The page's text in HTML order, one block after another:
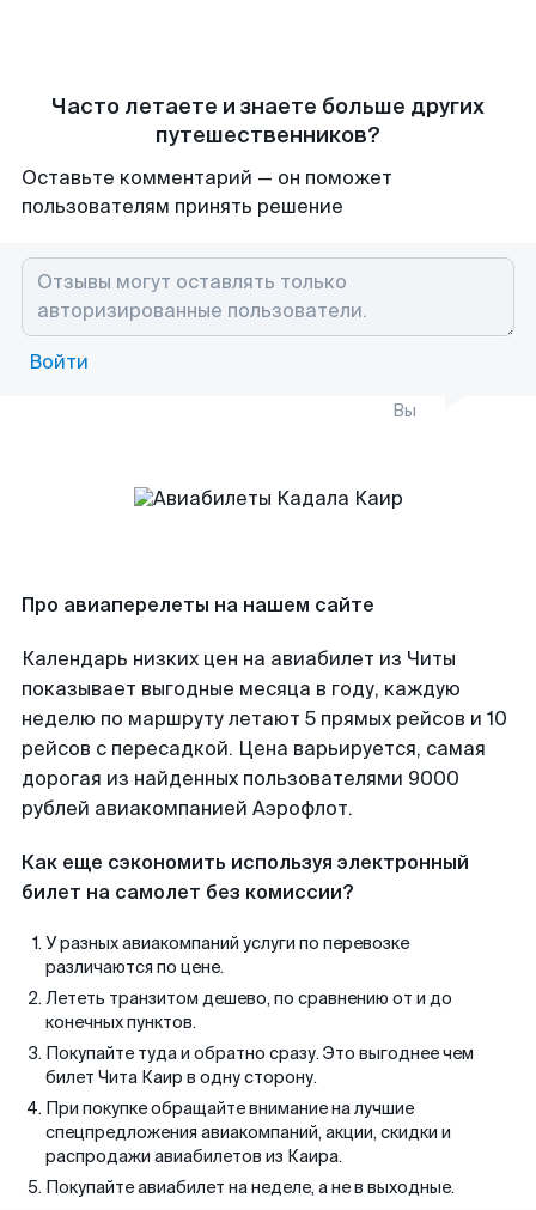
Часто летаете и знаете больше других
путешественников?
Оставьте комментарий — он поможет
пользователям принять решение
Войти
Вы
Про авиаперелеты на нашем сайте
Календарь низких цен на авиабилет из Читы
показывает выгодные месяца в году, каждую
неделю по маршруту летают 5 прямых рейсов и 10
рейсов с пересадкой. Цена варьируется, самая
дорогая из найденных пользователями 9000
рублей авиакомпанией Аэрофлот.
Как еще сэкономить используя электронный
билет на самолет без комиссии?
У разных авиакомпаний услуги по перевозке
различаются по цене.
Лететь транзитом дешево, по сравнению от и до
конечных пунктов.
Покупайте туда и обратно сразу. Это выгоднее чем
билет Чита Каир в одну сторону.
При покупке обращайте внимание на лучшие
спецпредложения авиакомпаний, акции, скидки и
распродажи авиабилетов из Каира.
Покупайте авиабилет на неделе, а не в выходные.